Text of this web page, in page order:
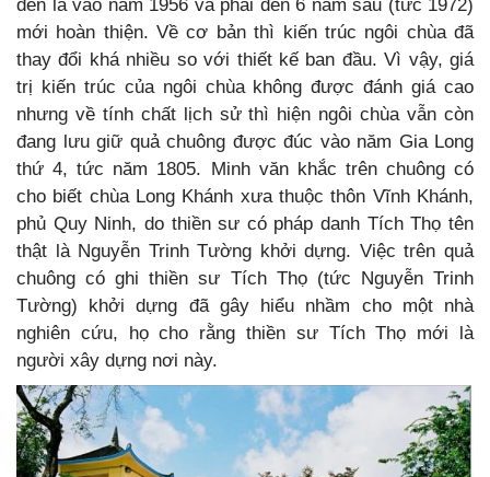
đến là vào năm 1956 và phải đến 6 năm sau (tức 1972)
mới hoàn thiện. Về cơ bản thì kiến trúc ngôi chùa đã
thay đổi khá nhiều so với thiết kế ban đầu. Vì vậy, giá
trị kiến trúc của ngôi chùa không được đánh giá cao
nhưng về tính chất lịch sử thì hiện ngôi chùa vẫn còn
đang lưu giữ quả chuông được đúc vào năm Gia Long
thứ 4, tức năm 1805. Minh văn khắc trên chuông có
cho biết chùa Long Khánh xưa thuộc thôn Vĩnh Khánh,
phủ Quy Ninh, do thiền sư có pháp danh Tích Thọ tên
thật là Nguyễn Trinh Tường khởi dựng. Việc trên quả
chuông có ghi thiền sư Tích Thọ (tức Nguyễn Trinh
Tường) khởi dựng đã gây hiểu nhầm cho một nhà
nghiên cứu, họ cho rằng thiền sư Tích Thọ mới là
người xây dựng nơi này.